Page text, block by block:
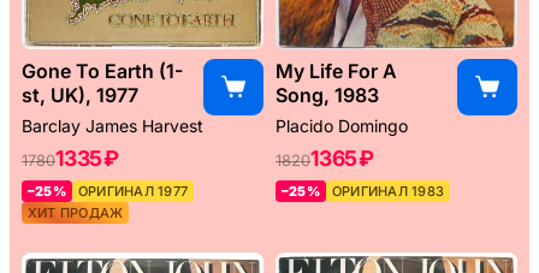
Gone To Earth (1-
st, UK), 1977
Barclay James Harvest
17801335 ₽
–25%
ОРИГИНАЛ 1977
ХИТ ПРОДАЖ
My Life For A
Song, 1983
Placido Domingo
18201365 ₽
–25% ОРИГИНАЛ 1983